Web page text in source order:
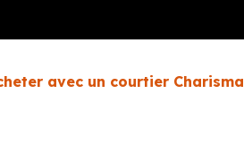
avec un courtier Charisma